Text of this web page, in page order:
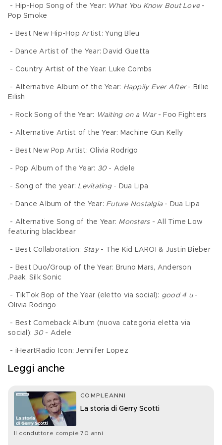
- Hip-Hop Song of the Year: What You Know Bout Love -
Pop Smoke
- Best New Hip-Hop Artist: Yung Bleu
- Dance Artist of the Year: David Guetta
- Country Artist of the Year: Luke Combs
- Alternative Album of the Year: Happily Ever After - Billie
Eilish
- Rock Song of the Year: Waiting on a War - Foo Fighters
- Alternative Artist of the Year: Machine Gun Kelly
- Best New Pop Artist: Olivia Rodrigo
- Pop Album of the Year: 30 - Adele
- Song of the year: Levitating - Dua Lipa
- Dance Album of the Year: Future Nostalgia - Dua Lipa
- Alternative Song of the Year: Monsters - All Time Low
featuring blackbear
- Best Collaboration: Stay - The Kid LAROI & Justin Bieber
.Paak, Silk Sonic
- TikTok Bop of the Year (eletto via social): good 4 u -
Olivia Rodrigo
social): 30 - Adele
- iHeartRadio Icon: Jennifer Lopez
Leggi anche
COMPLEANNI
La storia di Gerry Scotti
Il conduttore compie 70 anni